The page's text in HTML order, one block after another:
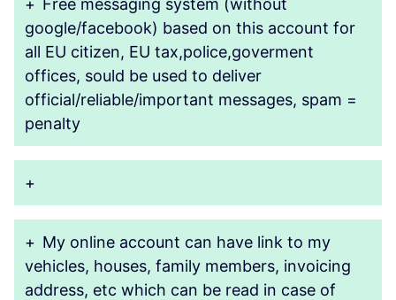
+ Free messaging system (without
google/facebook) based on this account for
all EU citizen, EU tax,police,goverment
offices, sould be used to deliver
official/reliable/important messages, spam =
penalty
+
+ My online account can have link to my
vehicles, houses, family members, invoicing
address, etc which can be read in case of